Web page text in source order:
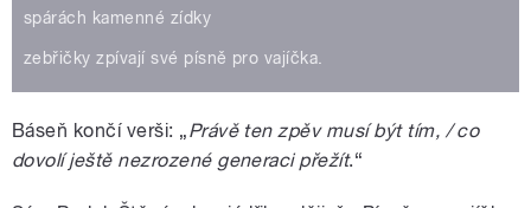
spárách kamenné zídky
zebřičky zpívají své písně pro vajíčka.
Báseň končí verši: „Právě ten zpěv musí být tím, / co
dovolí ještě nezrozené generaci přežít.“